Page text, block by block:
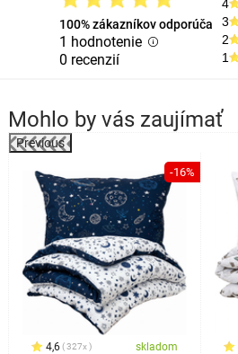
100% zákazníkov odporúča
1 hodnotenie
0 recenzií
4
3
2
1
Mohlo by vás zaujímať
Previous
-16%
4,6 327x skladom